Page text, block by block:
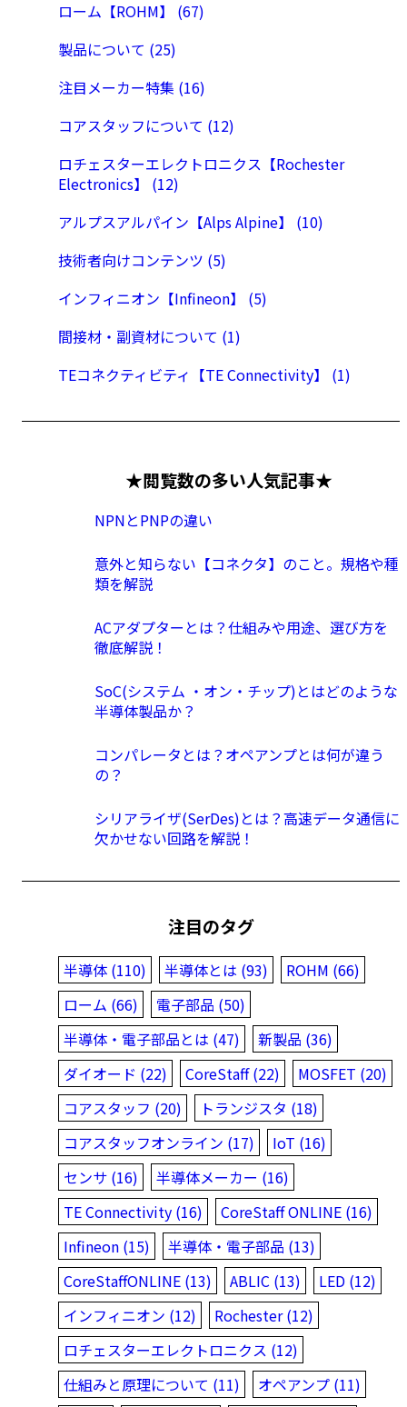
ローム【ROHM】 (67)
製品について (25)
注目メーカー特集 (16)
コアスタッフについて (12)
ロチェスターエレクトロニクス【Rochester
Electronics】 (12)
アルプスアルパイン【Alps Alpine】 (10)
技術者向けコンテンツ (5)
インフィニオン【Infineon】 (5)
間接材・副資材について (1)
TEコネクティビティ【TE Connectivity】 (1)
★閲覧数の多い人気記事★
NPNとPNPの違い
意外と知らない【コネクタ】のこと。規格や種
類を解説
ACアダプターとは？仕組みや用途、選び方を
徹底解説！
SoC(システム ・オン・チップ)とはどのような
半導体製品か？
コンパレータとは？オペアンプとは何が違う
の？
シリアライザ(SerDes)とは？高速データ通信に
欠かせない回路を解説！
注目のタグ
半導体 (110) 半導体とは (93)
ROHM (66)
ローム (66)
電子部品 (50)
半導体・電子部品とは (47)
新製品 (36)
ダイオード (22)
CoreStaff (22)
MOSFET (20)
コアスタッフ (20)
トランジスタ (18)
コアスタッフオンライン (17)
IoT (16)
センサ (16)
半導体メーカー (16)
TE Connectivity (16)
CoreStaff ONLINE (16)
Infineon (15)
半導体・電子部品 (13)
CoreStaffONLINE (13)
ABLIC (13)
LED (12)
インフィニオン (12)
Rochester (12)
ロチェスターエレクトロニクス (12)
仕組みと原理について (11)
オペアンプ (11)